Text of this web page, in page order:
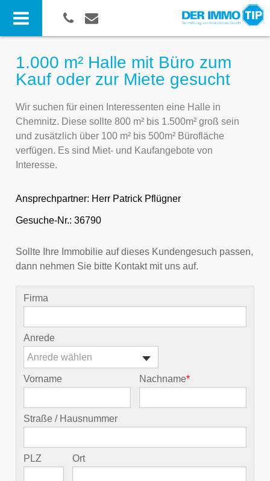
1.000 m² Halle mit Büro zum
Kauf oder zur Miete gesucht
Wir suchen für einen Interessenten eine Halle in
Chemnitz. Diese sollte 800 m² bis 1.500m² groß sein
und zusätzlich über 100 m² bis 500m² Bürofläche
verfügen. Es sind Miet- und Kaufangebote von
Interesse.
Ansprechpartner: Herr Patrick Pflügner
Gesuche-Nr.: 36790
Sollte Ihre Immobilie auf dieses Kundengesuch passen,
dann nehmen Sie bitte Kontakt mit uns auf.
Firma
Anrede
Anrede wählen
Vorname Nachname*
Straße / Hausnummer
PLZ Ort